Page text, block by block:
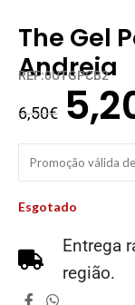
The Gel
Andreia
REF:0UTGPCB2
6,50€
Promoção válida
Esgotado
Entrega
região.